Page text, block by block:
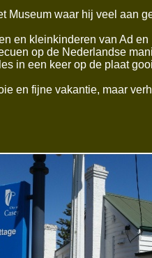
Museum waar hij veel aan
en kleinkinderen van Ad
op de Nederlandse
in een keer op de plaat
en fijne vakantie, maar